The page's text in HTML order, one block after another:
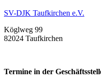
SV-DJK Taufkirchen e.V.
Köglweg 99
82024 Taufkirchen
Termine in der